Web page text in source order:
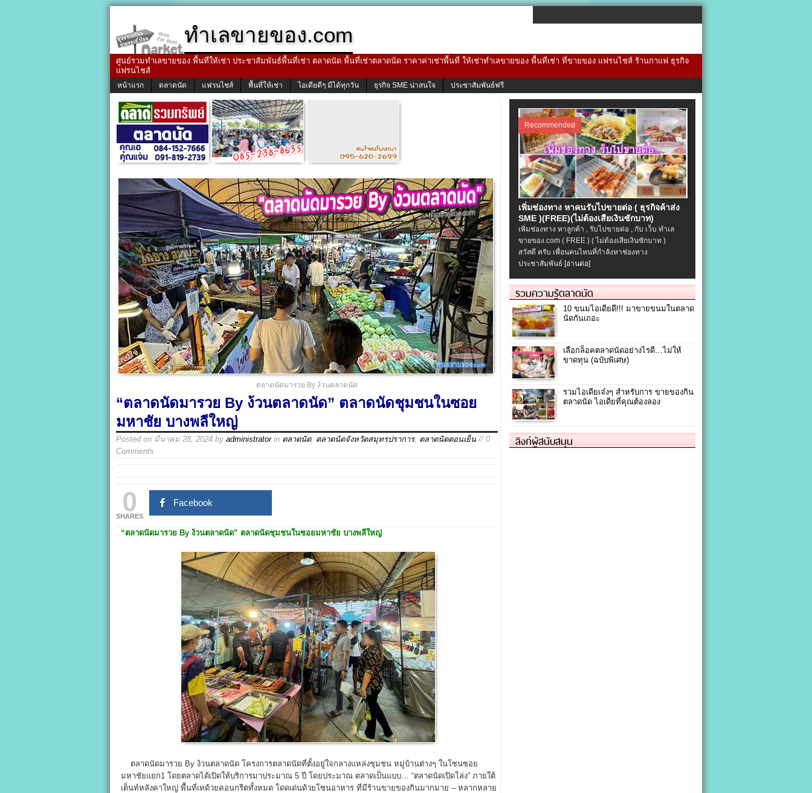
ทำเลขายของ.com
ศูนย์รวมทำเลขายของ พื้นที่ให้เช่า ประชาสัมพันธ์พื้นที่เช่า ตลาดนัด พื้นที่เช่าตลาดนัด ราคาค่าเช่าพื้นที่ ให้เช่าทำเลขายของ พื้นที่เช่า ที่ขายของ แฟรนไชส์ ร้านกาแฟ ธุรกิจ
แฟรนไชส์
หน้าแรก ตลาดนัด แฟรนไชส์ พื้นที่ให้เช่า ไอเดียดีๆ มีได้ทุกวัน ธุรกิจ SME น่าสนใจ ประชาสัมพันธ์ฟรี
ตลาดนัดมารวย By ง้วนตลาดนัด
“ตลาดนัดมารวย By ง้วนตลาดนัด” ตลาดนัดชุมชนในซอย
มหาชัย บางพลีใหญ่
Posted on มีนาคม 28, 2024 by administratorin ตลาดนัด, ตลาดนัดจังหวัดสมุทรปราการ, ตลาดนัดตอนเย็น // 0
Comments
0
SHARES
Facebook
“ตลาดนัดมารวย By ง้วนตลาดนัด” ตลาดนัดชุมชนในซอยมหาชัย บางพลีใหญ่
ตลาดนัดมารวย By ง้วนตลาดนัด โครงการตลาดนัดที่ตั้งอยู่ใจกลางแหล่งชุมชน หมู่บ้านต่างๆ ในโซนซอย
มหาชัยแยก1 โดยตลาดได้เปิดให้บริการมาประมาณ 5 ปี โดยประมาณ ตลาดเป็นแบบ… “ตลาดนัดเปิดโล่ง” ภายใต้
เต็นท์หลังคาใหญ่ พื้นที่เทด้วยคอนกรีตทั้งหมด โดดเด่นด้วยโซนอาหาร ที่มีร้านขายของกินมากมาย – หลากหลาย
Recommended
เพิ่มช่องทาง หาคนรับไปขายต่อ ( ธุรกิจค้าส่ง
SME )(FREE)(ไม่ต้องเสียเงินซักบาท)
เพิ่มช่องทาง หาลูกค้า , รับไปขายต่อ , กับ เว็บ ทำเล
ขายของ.com ( FREE ) ( ไม่ต้องเสียเงินซักบาท )
สวัสดี ครับ เพื่อนคนไหนที่กำลังหาช่องทาง
ประชาสัมพันธ์ [อ่านต่อ]
รวมความรู้ตลาดนัด
10 ขนมไอเดียดี!!! มาขายขนมในตลาด
นัดกันเถอะ
เลือกล็อคตลาดนัดอย่างไรดี…ไม่ให้
ขาดทุน (ฉบับพิเศษ)
รวมไอเดียเจ๋งๆ สำหรับการ ขายของกิน
ตลาดนัด ไอเดียที่คุณต้องลอง
ลิงก์ผู้สนับสนุน